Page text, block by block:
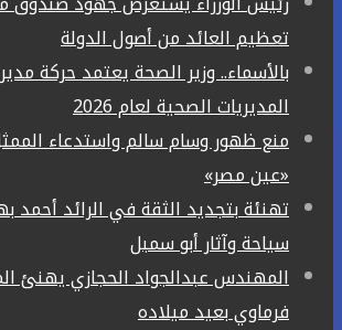
تعظيم العائد من أصول الدولة
بالأسماء.. وزير الصحة يعتمد حركة
المديريات الصحية لعام 2026
منع ظهور وسام سالم واستدعاء
«عين مصر»
تهنئة بتجديد الثقة في الرائد أحمد
سياحة وآثار أبو سمبل
المهندس عبدالجواد الحجازي
فرماوي بعيد ميلاده